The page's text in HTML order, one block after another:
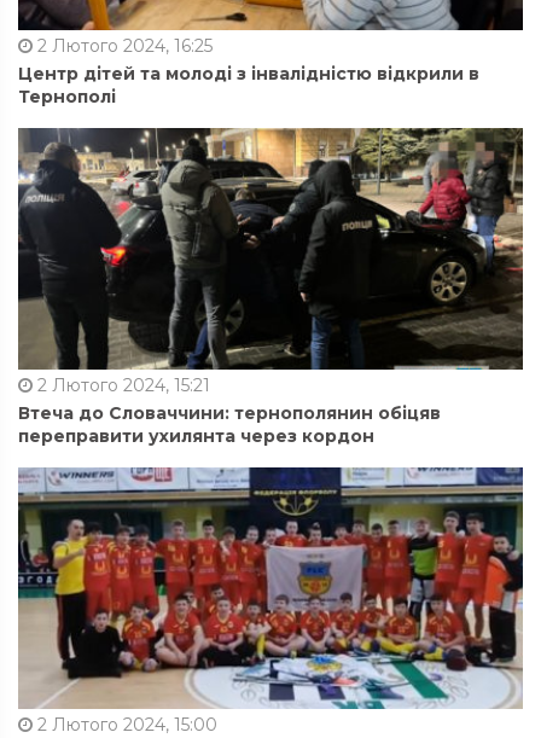
2 Лютого 2024, 16:25
Центр дітей та молоді з інвалідністю відкрили в
Тернополі
2 Лютого 2024, 15:21
Втеча до Словаччини: тернополянин обіцяв
переправити ухилянта через кордон
2 Лютого 2024, 15:00